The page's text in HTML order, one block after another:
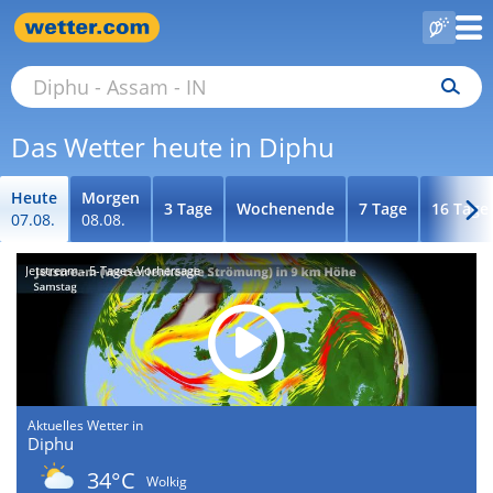
Das Wetter heute in Diphu
Heute
07.08.
Morgen
08.08.
3 Tage Wochenende 7 Tage 16 Tage
Jetstream - 5-Tages-Vorhersage
Aktuelles Wetter in
Diphu
34°C
Wolkig